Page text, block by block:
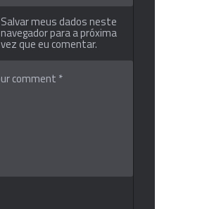
Salvar meus dados neste
navegador para a próxima
vez que eu comentar.